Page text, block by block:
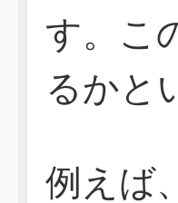
す。こ
るかと
例えば